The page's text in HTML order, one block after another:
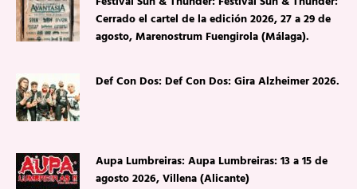
Cerrado el cartel de la edición 2026, 27 a 29 de
agosto, Marenostrum Fuengirola (Málaga).
Def Con Dos: Def Con Dos: Gira Alzheimer 2026.
Aupa Lumbreiras: Aupa Lumbreiras: 13 a 15 de
agosto 2026, Villena (Alicante)